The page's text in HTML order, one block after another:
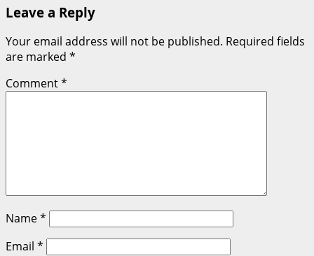
Leave a Reply
Your email address will not be published. Required fields
are marked *
Comment*
Name*
Email *